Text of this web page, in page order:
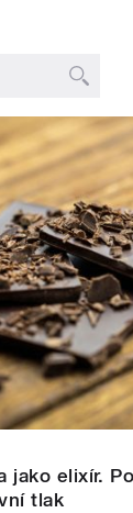
jako elixír.
tlak